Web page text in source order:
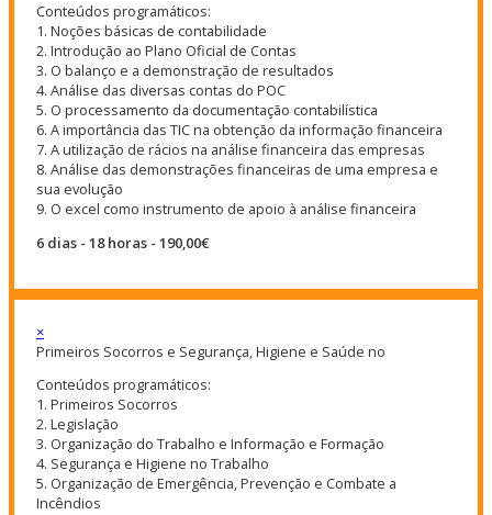
Conteúdos programáticos:
1. Noções básicas de contabilidade
2. Introdução ao Plano Oficial de Contas
3. O balanço e a demonstração de resultados
4. Análise das diversas contas do POC
5. O processamento da documentação contabilística
6. A importância das TIC na obtenção da informação financeira
7. A utilização de rácios na análise financeira das empresas
8. Análise das demonstrações financeiras de uma empresa e
sua evolução
9. O excel como instrumento de apoio à análise financeira
6 dias - 18 horas - 190,00€
×
Primeiros Socorros e Segurança, Higiene e Saúde no
Conteúdos programáticos:
1. Primeiros Socorros
2. Legislação
3. Organização do Trabalho e Informação e Formação
4. Segurança e Higiene no Trabalho
5. Organização de Emergência, Prevenção e Combate a
Incêndios